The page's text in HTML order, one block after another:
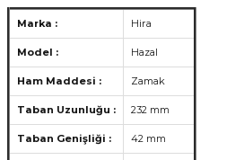
Marka : Hira
Model : Hazal
Ham Maddesi : Zamak
Taban Uzunluğu : 232 mm
Taban Genişliği : 42 mm